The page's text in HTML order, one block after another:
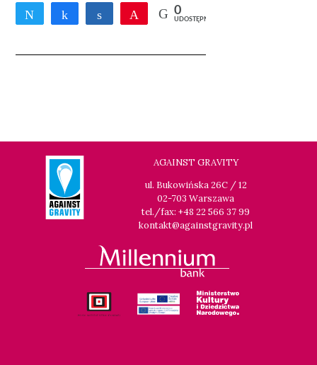
Tweetnij UdostępnijUdostępnijPrzypnij
0
UDOSTĘPNIEŃ
AGAINST GRAVITY
ul. Bukowińska 26C / 12
02-703 Warszawa
tel./fax: +48 22 566 37 99
kontakt@againstgravity.pl